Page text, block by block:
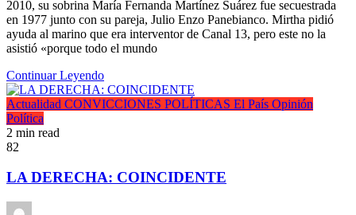
2010, su sobrina María Fernanda Martínez Suárez fue secuestrada
en 1977 junto con su pareja, Julio Enzo Panebianco. Mirtha pidió
ayuda al marino que era interventor de Canal 13, pero este no la
asistió «porque todo el mundo
Continuar Leyendo
Actualidad CONVICCIONES POLÍTICAS El País Opinión
Política
2 min read
82
LA DERECHA: COINCIDENTE